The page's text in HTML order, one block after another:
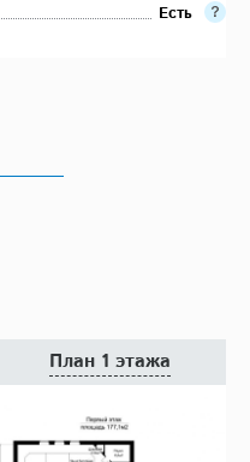
Есть
План 1 этажа